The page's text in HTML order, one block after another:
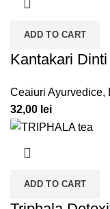
ADD TO CART
Kantakari
Ceaiuri Ayurvedice,
32,00 lei
ADD TO CART